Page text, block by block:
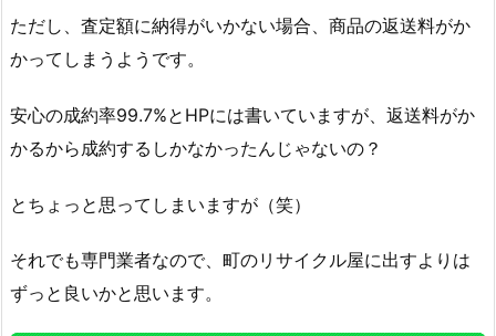
ただし、査定額に納得がいかない場合、商品の返送料がか
かってしまうようです。
安心の成約率99.7%とHPには書いていますが、返送料がか
かるから成約するしかなかったんじゃないの？
とちょっと思ってしまいますが（笑）
それでも専門業者なので、町のリサイクル屋に出すよりは
ずっと良いかと思います。